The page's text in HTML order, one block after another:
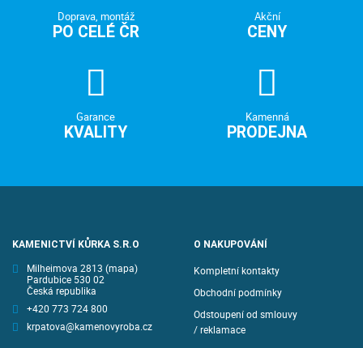
Doprava, montáž
PO CELÉ ČR
Akční
CENY
Garance
KVALITY
Kamenná
PRODEJNA
KAMENICTVÍ KŮRKA S.R.O
Milheimova 2813 (mapa)
Pardubice 530 02
Česká republika
+420 773 724 800
krpatova@kamenovyroba.cz
O NAKUPOVÁNÍ
Kompletní kontakty
Obchodní podmínky
Odstoupení od smlouvy
/ reklamace